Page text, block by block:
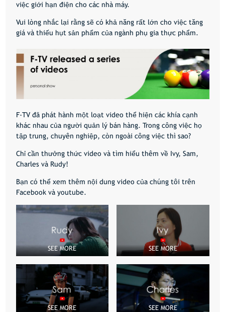
việc giới hạn điện cho các nhà máy.
Vui lòng nhắc lại rằng sẽ có khả năng rất lớn cho việc tăng
giá và thiếu hụt sản phẩm của ngành phụ gia thực phẩm.
F-TV đã phát hành một loạt video thể hiện các khía cạnh
khác nhau của người quản lý bán hàng. Trong công việc họ
tập trung, chuyên nghiệp, còn ngoài công việc thì sao?
Chỉ cần thưởng thức video và tìm hiểu thêm về Ivy, Sam,
Charles và Rudy!
Bạn có thể xem thêm nội dung video của chúng tôi trên
Facebook và youtube.
SEE MORE SEE MORE
SEE MORE SEE MORE